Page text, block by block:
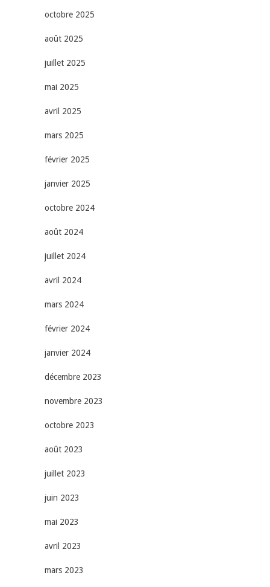
octobre 2025
août 2025
juillet 2025
mai 2025
avril 2025
mars 2025
février 2025
janvier 2025
octobre 2024
août 2024
juillet 2024
avril 2024
mars 2024
février 2024
janvier 2024
décembre 2023
novembre 2023
octobre 2023
août 2023
juillet 2023
juin 2023
mai 2023
avril 2023
mars 2023